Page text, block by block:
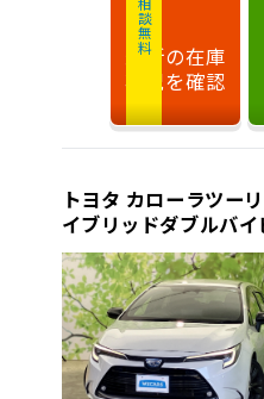
相談無料
最新の在庫
状況を確認
トヨタ カローラツー
イブリッドダブルバイ